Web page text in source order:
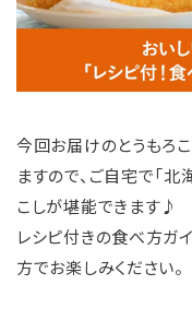
今回お届けのとうもろ
ますので、ご自宅で「北
こしが堪能できます♪
レシピ付きの食べ方ガ
方でお楽しみください。